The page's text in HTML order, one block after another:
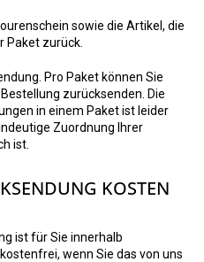
sowie die Artikel, die
Paket zurück.
Pro Paket können Sie
zurücksenden. Die
in einem Paket ist leider
Zuordnung Ihrer
ist.
KOSTEN
ist für Sie innerhalb
wenn Sie das von uns